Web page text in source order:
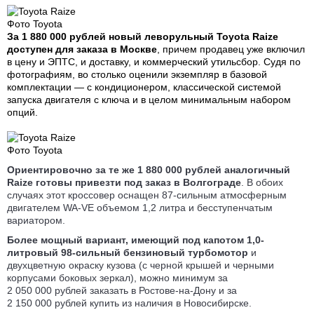
Фото Toyota
За 1 880 000 рублей новый леворульный Toyota Raize
доступен для заказа в Москве , причем продавец уже включил
в цену и ЭПТС, и доставку, и коммерческий утильсбор. Судя по
фотографиям, во столько оценили экземпляр в базовой
комплектации — с кондиционером, классической системой
запуска двигателя с ключа и в целом минимальным набором
опций.
Фото Toyota
Ориентировочно за те же 1 880 000 рублей аналогичный
Raize готовы привезти под заказ в Волгограде . В обоих
случаях этот кроссовер оснащен 87-сильным атмосферным
двигателем WA-VE объемом 1,2 литра и бесступенчатым
вариатором.
Более мощный вариант, имеющий под капотом 1,0-
литровый 98-сильный бензиновый турбомотор и
двухцветную окраску кузова (с черной крышей и черными
корпусами боковых зеркал), можно минимум за
2 050 000 рублей заказать в Ростове-на-Дону и за
2 150 000 рублей купить из наличия в Новосибирске.